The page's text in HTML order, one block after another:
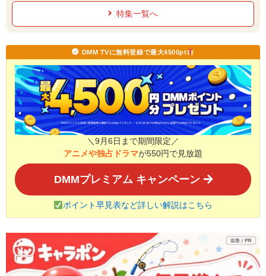
特集一覧へ
DMM TVに無料登録で最大4500pt
＼9月6日まで期間限定／
アニメや独占ドラマが550円で見放題
DMMプレミアム キャンペーン
ポイント早見表など詳しい解説はこちら